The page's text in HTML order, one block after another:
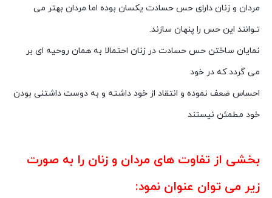
مردان و زنان دارای حس حسادت یکسان بوده اما مردان بهتر می
تـوانند این حس را پنهان سازند.
نمایان ساختن حس حسادت در زنان احتمالا به همان روحیه ای بر
می گردد که در خود
احساس ضعف نموده و انتقاد از خود داشته و به دوست داشتنی بودن
خود مطمئن نیستند
بخشی از تفاوت های مردان و زنان را به صورت
زیر می توان عنوان نمود: